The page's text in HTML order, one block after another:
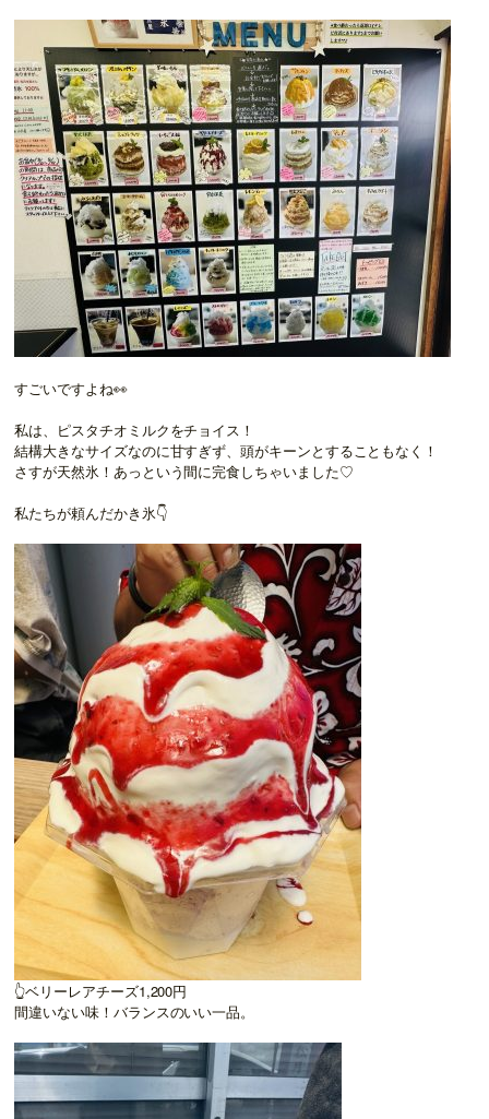
すごいですよね👀
私は、ピスタチオミルクをチョイス！
結構大きなサイズなのに甘すぎず、頭がキーンとすることもなく！
さすが天然氷！あっという間に完食しちゃいました♡
私たちが頼んだかき氷👇
👆ベリーレアチーズ1,200円
間違いない味！バランスのいい一品。